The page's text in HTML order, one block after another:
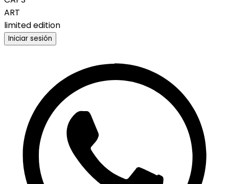
ART
limited edition
Iniciar sesión